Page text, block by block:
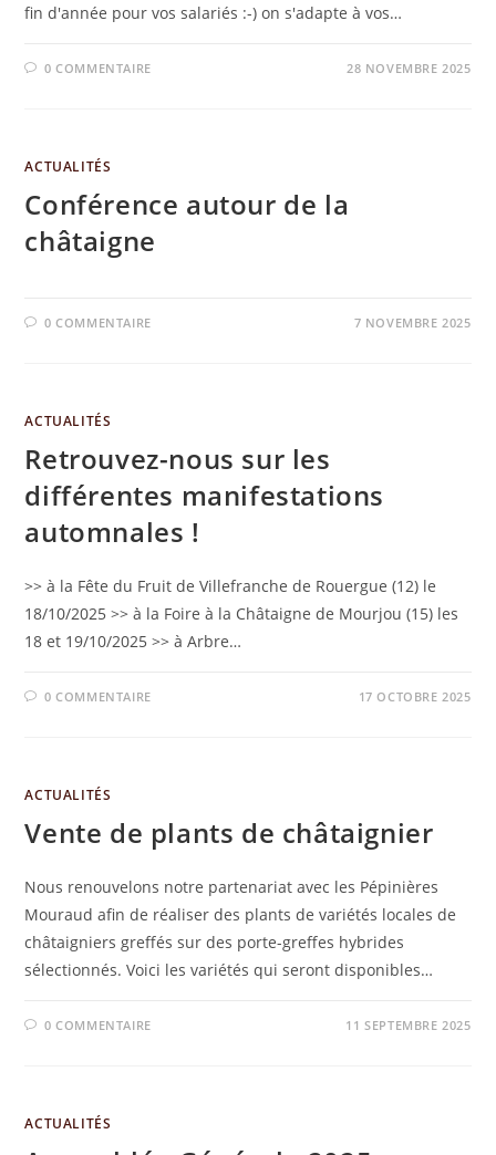
fin d'année pour vos salariés :-) on s'adapte à vos…
0 COMMENTAIRE 28 NOVEMBRE 2025
ACTUALITÉS
Conférence autour de la
châtaigne
0 COMMENTAIRE 7 NOVEMBRE 2025
ACTUALITÉS
Retrouvez-nous sur les
différentes manifestations
automnales !
>> à la Fête du Fruit de Villefranche de Rouergue (12) le
18/10/2025 >> à la Foire à la Châtaigne de Mourjou (15) les
18 et 19/10/2025 >> à Arbre…
0 COMMENTAIRE 17 OCTOBRE 2025
ACTUALITÉS
Vente de plants de châtaignier
Nous renouvelons notre partenariat avec les Pépinières
Mouraud afin de réaliser des plants de variétés locales de
châtaigniers greffés sur des porte-greffes hybrides
sélectionnés. Voici les variétés qui seront disponibles…
0 COMMENTAIRE 11 SEPTEMBRE 2025
ACTUALITÉS